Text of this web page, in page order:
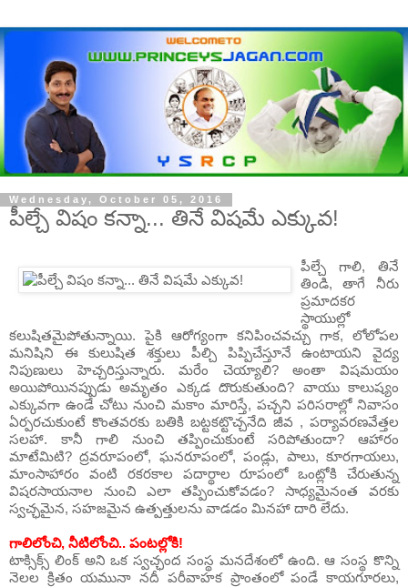
Wednesday, October 05, 2016
పీల్చే విషం కన్నా... తినే విషమే ఎక్కువ!
పీల్చే గాలి, తినే
తిండి, తాగే నీరు
ప్రమాదకర
స్థాయుల్లో
కలుషితమైపోతున్నాయి. పైకి ఆరోగ్యంగా కనిపించవచ్చు గాక, లోలోపల
మనిషిని ఈ కులుషిత శక్తులు పీల్చి పిప్పిచేస్తూనే ఉంటాయని వైద్య
నిపుణులు హెచ్చరిస్తున్నారు. మరేం చెయ్యాలి? అంతా విషమయం
అయిపోయినప్పుడు అమృతం ఎక్కడ దొరుకుతుంది? వాయు కాలుష్యం
ఎక్కువగా ఉండే చోటు నుంచి మకాం మారిస్తే, పచ్చని పరిసరాల్లో నివాసం
ఏర్పరచుకుంటే కొంతవరకు బతికి బట్టకట్టొచ్చనేది జీవ , పర్యావరణవేత్తల
సలహా. కానీ గాలి నుంచి తప్పించుకుంటే సరిపోతుందా? ఆహారం
మాటేమిటి? ద్రవరూపంలో, ఘనరూపంలో, పండ్లు, పాలు, కూరగాయలు,
మాంసాహారం వంటి రకరకాల పదార్థాల రూపంలో ఒంట్లోకి చేరుతున్న
విషరసాయనాల నుంచి ఎలా తప్పించుకోవడం? సాధ్యమైనంత వరకు
స్వచ్ఛమైన, సహజమైన ఉత్పత్తులను వాడడం మినహా దారి లేదు.
గాలిలోంచి, నీటిలోంచి.. పంటల్లోకి!
టాక్సిక్స్ లింక్ అని ఒక స్వచ్ఛంద సంస్థ మనదేశంలో ఉంది. ఆ సంస్థ కొన్ని
నెలల క్రితం యమునా నదీ పరీవాహక ప్రాంతంలో పండే కాయగూరలు,